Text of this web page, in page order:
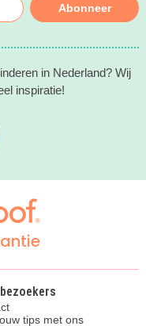
Abonneer
in Nederland? Wij
inspiratie!
tips met ons